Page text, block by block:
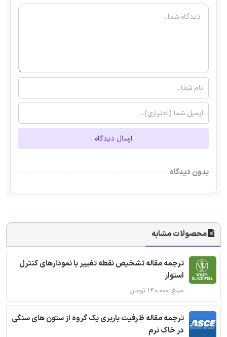
ارسال دیدگاه
بدون دیدگاه
محصولات مشابه
ترجمه مقاله تشخیص نقطه تغییر با نمودارهای کنترل
استوار
مبلغ: ۱۴۰,۰۰۰ تومان
ترجمه مقاله ظرفیت باربری یک گروه از ستون های سنگی
در خاک نرم